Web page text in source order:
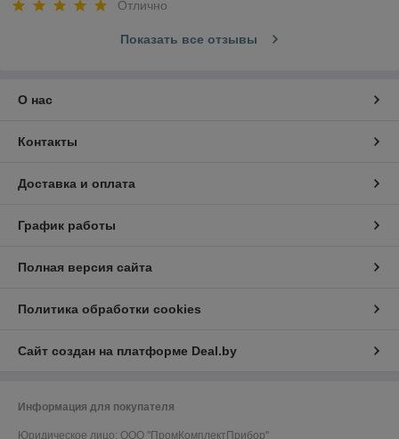
Отлично
Показать все отзывы
О нас
Контакты
Доставка и оплата
График работы
Полная версия сайта
Политика обработки cookies
Сайт создан на платформе Deal.by
Информация для покупателя
Юридическое лицо: ООО "ПромКомплектПрибор"